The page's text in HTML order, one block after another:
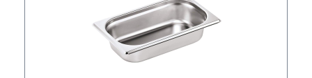
erhältlich.Eigenschaften der GN Behälter:1
BehälterGastronorm: 1/4Material:
ChromnickelstahlLänge: 26,5 cmBreite: 16,2
cmHöhe: 15 cmVolumen: 4
LStapelbarSpülmaschinenfest